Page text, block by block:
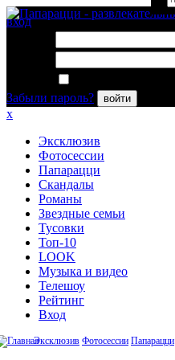
вход
Забыли пароль?
войти
x
Эксклюзив
Фотосессии
Папарацци
Скандалы
Романы
Звездные семьи
Тусовки
Топ-10
LOOK
Музыка и видео
Телешоу
Рейтинг
Вход
Эксклюзив Фотосессии Папарацци